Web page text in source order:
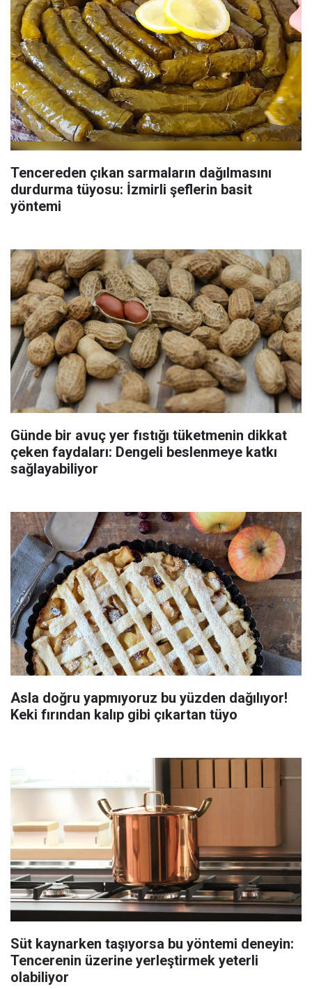
Tencereden çıkan sarmaların dağılmasını
durdurma tüyosu: İzmirli şeflerin basit
yöntemi
Günde bir avuç yer fıstığı tüketmenin dikkat
çeken faydaları: Dengeli beslenmeye katkı
sağlayabiliyor
Asla doğru yapmıyoruz bu yüzden dağılıyor!
Keki fırından kalıp gibi çıkartan tüyo
Süt kaynarken taşıyorsa bu yöntemi deneyin:
Tencerenin üzerine yerleştirmek yeterli
olabiliyor